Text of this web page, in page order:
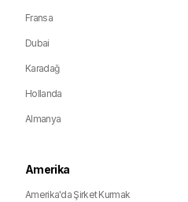
Fransa
Dubai
Karadağ
Hollanda
Almanya
Amerika
Amerika'da Şirket Kurmak